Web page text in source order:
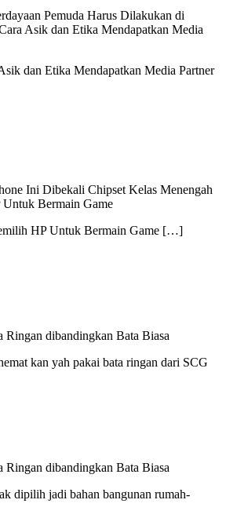
Pemuda Harus Dilakukan di
Asik dan Etika Mendapatkan Media
dan Etika Mendapatkan Media Partner
Ini Dibekali Chipset Kelas Menengah
Bermain Game
HP Untuk Bermain Game […]
Ringan dibandingkan Bata Biasa
kan yah pakai bata ringan dari SCG
Ringan dibandingkan Bata Biasa
dipilih jadi bahan bangunan rumah-